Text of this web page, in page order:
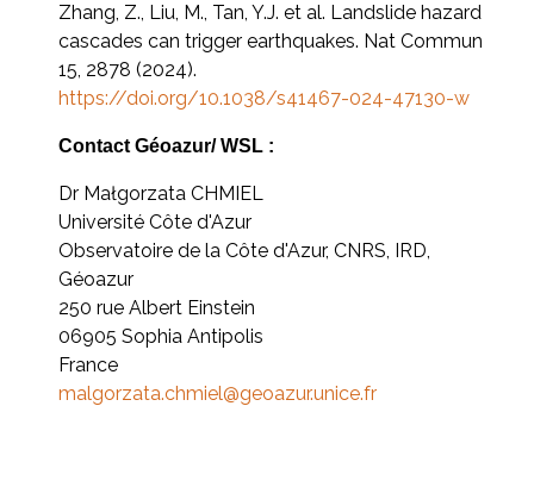
Zhang, Z., Liu, M., Tan, Y.J. et al. Landslide hazard
cascades can trigger earthquakes. Nat Commun
15, 2878 (2024).
https://doi.org/10.1038/s41467-024-47130-w
Contact Géoazur/ WSL :
Dr Małgorzata CHMIEL
Université Côte d'Azur
Observatoire de la Côte d'Azur, CNRS, IRD,
Géoazur
250 rue Albert Einstein
06905 Sophia Antipolis
France
malgorzata.chmiel@geoazur.unice.fr